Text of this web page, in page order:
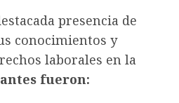
presencia de
conocimientos y
laborales en la
fueron: